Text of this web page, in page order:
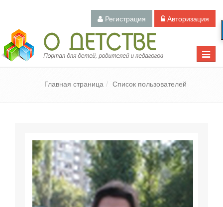
Регистрация Авторизация
Toggle
Педагогический портал «О детстве»
Главная страница Список пользователей